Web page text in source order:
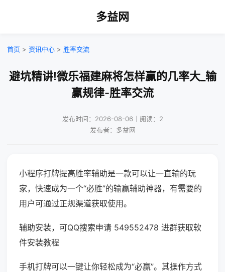
多益网
首页 > 资讯中心 > 胜率交流
避坑精讲!微乐福建麻将怎样赢的几率大_输
赢规律-胜率交流
发布时间：2026-08-06｜阅读：2
发布者：多益网
小程序打牌提高胜率辅助是一款可以让一直输的玩
家，快速成为一个“必胜”的输赢辅助神器，有需要的
用户可通过正规渠道获取使用。
辅助安装，可QQ搜索申请 549552478 进群获取软
件安装教程
手机打牌可以一键让你轻松成为“必赢”。其操作方式